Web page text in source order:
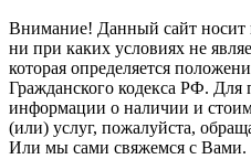
Внимание! Данный сайт
ни при каких условиях не
которая определяется
Гражданского кодекса РФ. Для
информации о наличии и
(или) услуг, пожалуйста,
Или мы сами свяжемся с Вами.